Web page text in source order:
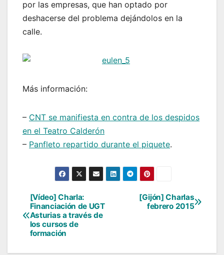
por las empresas, que han optado por
deshacerse del problema dejándolos en la
calle.
Más información:
– CNT se manifiesta en contra de los despidos
en el Teatro Calderón
– Panfleto repartido durante el piquete.
Navegación
de
[Gijón] Charlas
febrero 2015
[Vídeo] Charla:
Financiación de UGT
Asturias a través de
los cursos de
formación